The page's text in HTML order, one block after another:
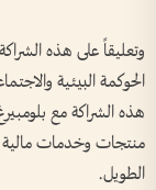
وتعليقاً على هذه
الحوكمة البيئية
هذه الشراكة مع
منتجات وخدمات مالية
الطويل.